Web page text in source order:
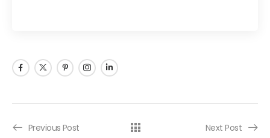
Previous Post Next Post